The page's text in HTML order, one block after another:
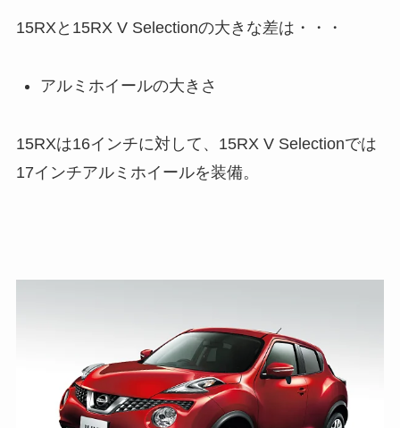
15RXと15RX V Selectionの大きな差は・・・
アルミホイールの大きさ
15RXは16インチに対して、15RX V Selectionでは
17インチアルミホイールを装備。